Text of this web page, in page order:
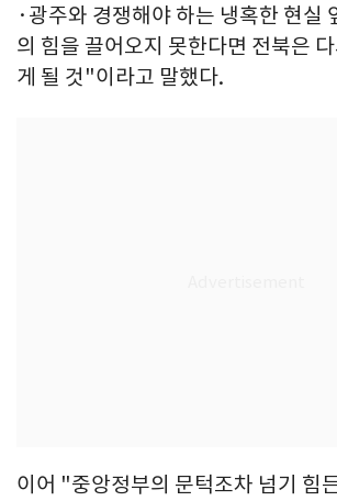
·광주와 경쟁해야 하는 냉혹한 현실
의 힘을 끌어오지 못한다면 전북은
게 될 것"이라고 말했다.
이어 "중앙정부의 문턱조차 넘기 힘